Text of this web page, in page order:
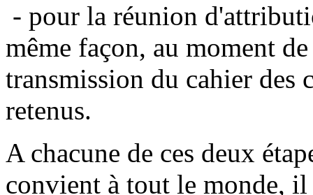
- pour la réunion
même façon, au moment
transmission du cahier des
retenus.
A chacune de ces deux
convient à tout le monde,